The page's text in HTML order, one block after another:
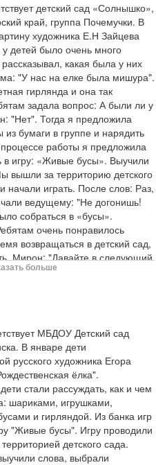
детский сад «Солнышко»,
край, группа Почемучки. В
художника Е.Н Зайцева
детей было очень много
какая была у них
"У нас на елке была мишура".
гирлянда и она так
задала вопрос: А были ли у
"Нет". Тогда я предложила
из бумаги в группе и нарядить
работы я предложила
в игру: «Живые бусы». Выучили
вышли за территорию детского
начали играть. После слов: Раз,
ведущему: "Не догонишь!
собраться в «бусы».
очень понравилось
возвращаться в детский сад,
Мирон: "Давайте в следующий
игру". Максим: "В следующий
Миша: "А я был самый
больше
МБДОУ Детский сад
В январе дети
русского художника Егора
ёлка".
стали рассуждать, как и чем
шариками, игрушками,
и гирляндой. Из банка игр
"Живые бусы". Игру проводили
детского сада.
слова, выбрали